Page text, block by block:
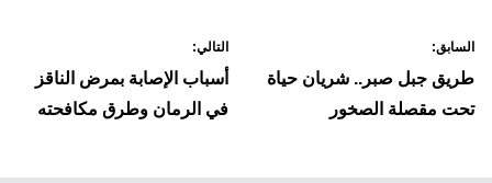
المقالات
السابق:
طريق جبل صبر.. شريان حياة
تحت مقصلة الصخور
التالي:
أسباب الإصابة بمرض الناقز
في الرمان وطرق مكافحته